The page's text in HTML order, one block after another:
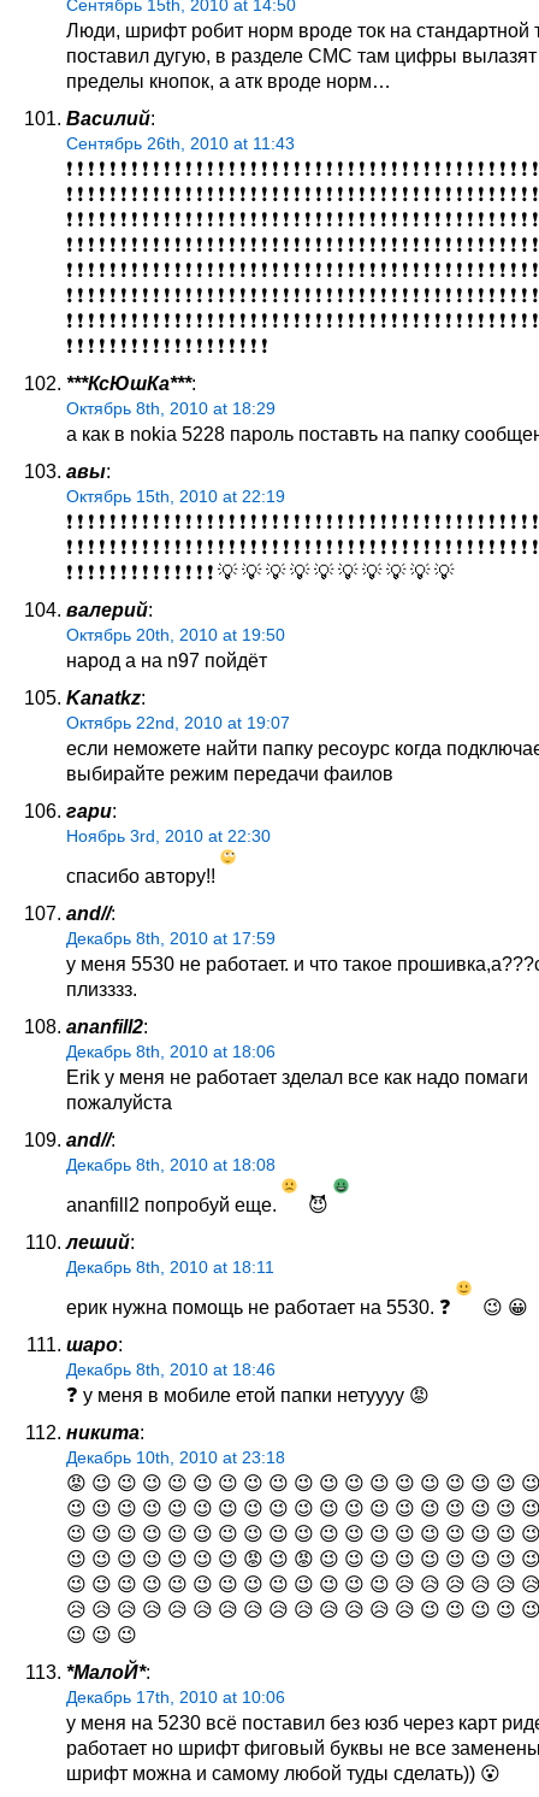
Сентябрь 15th, 2010 at 14:50
Люди, шрифт робит норм вроде ток на стандартной
поставил дугую, в разделе СМС там цифры вылазят
пределы кнопок, а атк вроде норм…
Василий:
Сентябрь 26th, 2010 at 11:43
❗ ❗ ❗ ❗ ❗ ❗ ❗ ❗ ❗ ❗ ❗ ❗ ❗ ❗ ❗ ❗ ❗ ❗ ❗ ❗ ❗ ❗ ❗ ❗ ❗ ❗ ❗ ❗ ❗ ❗ ❗ ❗ ❗ ❗ ❗ ❗ ❗ ❗ ❗ ❗ ❗ ❗ ❗
❗ ❗ ❗ ❗ ❗ ❗ ❗ ❗ ❗ ❗ ❗ ❗ ❗ ❗ ❗ ❗ ❗ ❗ ❗ ❗ ❗ ❗ ❗ ❗ ❗ ❗ ❗ ❗ ❗ ❗ ❗ ❗ ❗ ❗ ❗ ❗ ❗ ❗ ❗ ❗ ❗ ❗ ❗
❗ ❗ ❗ ❗ ❗ ❗ ❗ ❗ ❗ ❗ ❗ ❗ ❗ ❗ ❗ ❗ ❗ ❗ ❗ ❗ ❗ ❗ ❗ ❗ ❗ ❗ ❗ ❗ ❗ ❗ ❗ ❗ ❗ ❗ ❗ ❗ ❗ ❗ ❗ ❗ ❗ ❗ ❗
❗ ❗ ❗ ❗ ❗ ❗ ❗ ❗ ❗ ❗ ❗ ❗ ❗ ❗ ❗ ❗ ❗ ❗ ❗ ❗ ❗ ❗ ❗ ❗ ❗ ❗ ❗ ❗ ❗ ❗ ❗ ❗ ❗ ❗ ❗ ❗ ❗ ❗ ❗ ❗ ❗ ❗ ❗
❗ ❗ ❗ ❗ ❗ ❗ ❗ ❗ ❗ ❗ ❗ ❗ ❗ ❗ ❗ ❗ ❗ ❗ ❗ ❗ ❗ ❗ ❗ ❗ ❗ ❗ ❗ ❗ ❗ ❗ ❗ ❗ ❗ ❗ ❗ ❗ ❗ ❗ ❗ ❗ ❗ ❗ ❗
❗ ❗ ❗ ❗ ❗ ❗ ❗ ❗ ❗ ❗ ❗ ❗ ❗ ❗ ❗ ❗ ❗ ❗ ❗ ❗ ❗ ❗ ❗ ❗ ❗ ❗ ❗ ❗ ❗ ❗ ❗ ❗ ❗ ❗ ❗ ❗ ❗ ❗ ❗ ❗ ❗ ❗ ❗
❗ ❗ ❗ ❗ ❗ ❗ ❗ ❗ ❗ ❗ ❗ ❗ ❗ ❗ ❗ ❗ ❗ ❗ ❗ ❗ ❗ ❗ ❗ ❗ ❗ ❗ ❗ ❗ ❗ ❗ ❗ ❗ ❗ ❗ ❗ ❗ ❗ ❗ ❗ ❗ ❗ ❗ ❗
❗ ❗ ❗ ❗ ❗ ❗ ❗ ❗ ❗ ❗ ❗ ❗ ❗ ❗ ❗ ❗ ❗ ❗ ❗
***КсЮшКа***:
Октябрь 8th, 2010 at 18:29
а как в nokia 5228 пароль поставть на папку
авы:
Октябрь 15th, 2010 at 22:19
❗ ❗ ❗ ❗ ❗ ❗ ❗ ❗ ❗ ❗ ❗ ❗ ❗ ❗ ❗ ❗ ❗ ❗ ❗ ❗ ❗ ❗ ❗ ❗ ❗ ❗ ❗ ❗ ❗ ❗ ❗ ❗ ❗ ❗ ❗ ❗ ❗ ❗ ❗ ❗ ❗ ❗ ❗
❗ ❗ ❗ ❗ ❗ ❗ ❗ ❗ ❗ ❗ ❗ ❗ ❗ ❗ ❗ ❗ ❗ ❗ ❗ ❗ ❗ ❗ ❗ ❗ ❗ ❗ ❗ ❗ ❗ ❗ ❗ ❗ ❗ ❗ ❗ ❗ ❗ ❗ ❗ ❗ ❗ ❗ ❗
❗ ❗ ❗ ❗ ❗ ❗ ❗ ❗ ❗ ❗ ❗ ❗ ❗ ❗ 💡 💡 💡 💡 💡 💡 💡 💡 💡 💡
валерий:
Октябрь 20th, 2010 at 19:50
народ а на n97 пойдёт
Kanatkz:
Октябрь 22nd, 2010 at 19:07
если неможете найти папку ресоурс когда
выбирайте режим передачи фаилов
гари:
Ноябрь 3rd, 2010 at 22:30
спасибо автору!!
and//:
Декабрь 8th, 2010 at 17:59
у меня 5530 не работает. и что такое
плизззз.
ananfill2:
Декабрь 8th, 2010 at 18:06
Erik у меня не работает зделал все как надо помаги
пожалуйста
and//:
Декабрь 8th, 2010 at 18:08
ananfill2 попробуй еще.
😈
леший:
Декабрь 8th, 2010 at 18:11
ерик нужна помощь не работает на 5530. ❓
😉 😀
шаро:
Декабрь 8th, 2010 at 18:46
❓ у меня в мобиле етой папки нетуууу 😡
никита:
Декабрь 10th, 2010 at 23:18
😡 😉 😉 😉 😉 😉 😉 😉 😉 😉 😉 😉 😉 😉 😉 😉 😉 😉
😉 😉 😉 😉 😉 😉 😉 😉 😉 😉 😉 😉 😉 😉 😉 😉 😉 😉
😉 😉 😉 😉 😉 😉 😉 😉 😉 😉 😉 😉 😉 😉 😉 😉 😉 😉
😉 😉 😉 😉 😉 😉 😉 😡 😉 😡 😉 😉 😉 😉 😉 😉 😉 😉
😉 😉 😉 😉 😉 😉 😉 😉 😉 😉 😉 😉 😉 😥 😥 😥 😥 😥
😥 😥 😥 😥 😥 😥 😥 😥 😥 😥 😥 😥 😥 😥 😉 😉 😉 😉
😉 😉 😉
*МалоЙ*:
Декабрь 17th, 2010 at 10:06
у меня на 5230 всё поставил без юзб через карт
работает но шрифт фиговый буквы не все заменены
шрифт можна и самому любой туды сделать)) 😮